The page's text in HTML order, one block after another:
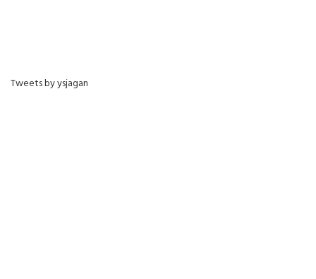
Tweets by ysjagan